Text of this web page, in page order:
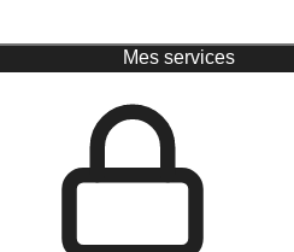
Mes services